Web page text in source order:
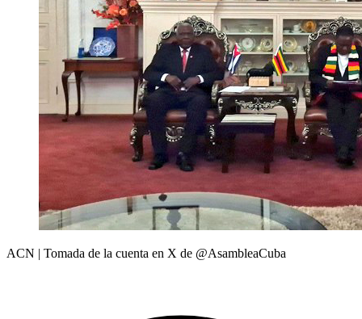
ACN | Tomada de la cuenta en X de @AsambleaCuba